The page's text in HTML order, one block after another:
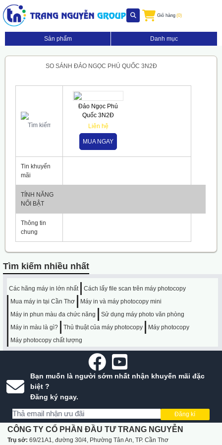
Giỏ hàng (0)
Sản phẩm Danh mục
SO SÁNH ĐẢO NGỌC PHÚ QUỐC 3N2Đ
Đảo Ngọc Phú
Quốc 3N2Đ
Liên hệ
MUA NGAY
Tin khuyến
mãi
TÍNH NĂNG
NỔI BẬT
Thông tin
chung
Tìm kiếm nhiều nhất
Các hãng máy in lớn nhất
Cách lấy file scan trên máy photocopy
Mua máy in tại Cần Thơ
Máy in và máy photocopy mini
Máy in phun màu đa chức năng
Sử dụng máy photo văn phòng
Máy in màu là gì?
Thủ thuật của máy photocopy
Máy photocopy
Máy photocopy chất lượng
Bạn muốn là người sớm nhất nhận khuyến mãi đặc
biệt ?
Đăng ký ngay.
Đăng kí
CÔNG TY CỔ PHẦN ĐẦU TƯ TRANG NGUYỄN
Trụ sở: 69/21A1, đường 30/4, Phường Tân An, TP. Cần Thơ